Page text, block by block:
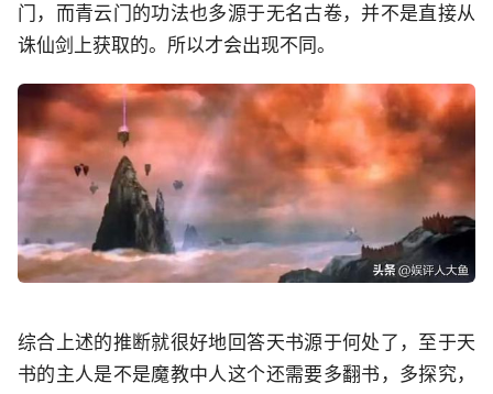
门，而青云门的功法也多源于无名古卷，并不是直接从
诛仙剑上获取的。所以才会出现不同。
综合上述的推断就很好地回答天书源于何处了，至于天
书的主人是不是魔教中人这个还需要多翻书，多探究，